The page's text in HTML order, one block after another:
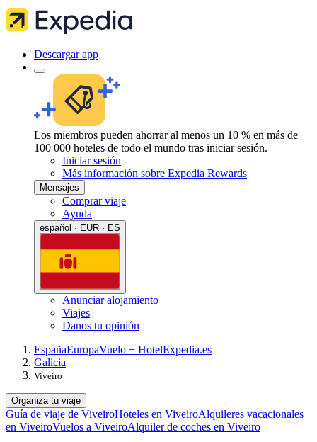
Descargar app
Los miembros pueden ahorrar al menos un 10 % en más de
100 000 hoteles de todo el mundo tras iniciar sesión.
Iniciar sesión
Más información sobre Expedia Rewards
Mensajes
Comprar viaje
Ayuda
español · EUR · ES
Anunciar alojamiento
Viajes
Danos tu opinión
EspañaEuropaVuelo + HotelExpedia.es
Galicia
Viveiro
Organiza tu viaje
Guía de viaje de ViveiroHoteles en ViveiroAlquileres vacacionales
en ViveiroVuelos a ViveiroAlquiler de coches en Viveiro